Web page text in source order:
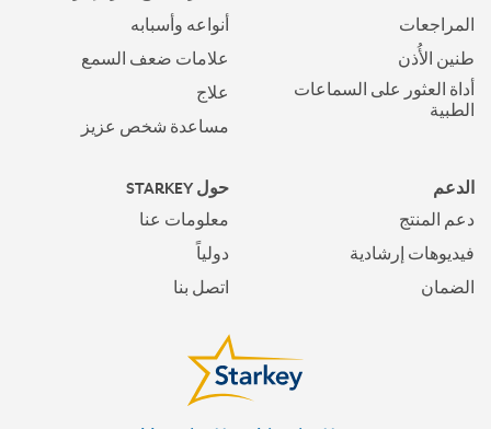
المراجعات
طنين الأُذن
أداة العثور على السماعات
الطبية
أنواعه وأسبابه
علامات ضعف السمع
علاج
مساعدة شخص عزيز
الدعم
دعم المنتج
فيديوهات إرشادية
الضمان
حول STARKEY
معلومات عنا
دولياً
اتصل بنا